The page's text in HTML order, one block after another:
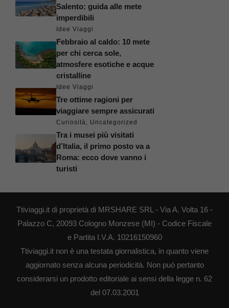
Salento: guida alle mete
imperdibili
Idee Viaggi
Febbraio al caldo: 10 mete
per chi cerca sole,
atmosfere esotiche e acque
cristalline
Idee Viaggi
Tre ottime ragioni per
viaggiare sempre assicurati
Curiosità, Uncategorized
Tra i musei più visitati
d’Italia, il primo posto va a
Roma: ecco dove vanno i
turisti
Ttiviaggi.it di proprietà di MRSHARE SRL - Via A. Volta 16 -
Palazzo C, 20093 Cologno Monzese (MI) - Codice Fiscale
e Partita I.V.A. 10216150960
Ttiviaggi.it non è una testata giornalistica, in quanto viene
aggiornato senza alcuna periodicità. Non può pertanto
considerarsi un prodotto editoriale ai sensi della legge n. 62
del 07.03.2001